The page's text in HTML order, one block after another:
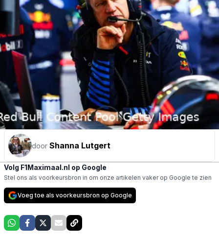
door Shanna Lutgert
Volg F1Maximaal.nl op Google
Stel ons als voorkeursbron in om onze artikelen vaker op Google te zien
Voeg toe als voorkeursbron op Google